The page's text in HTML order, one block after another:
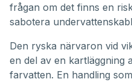
frågan om det finns en
sabotera
Den ryska närvaron vid
en del av en kartläggning
farvatten. En handling